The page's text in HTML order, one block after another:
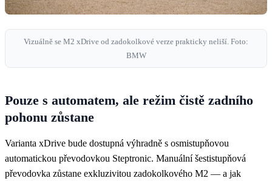
Vizuálně se M2 xDrive od zadokolkové verze prakticky neliší. Foto:
BMW
Pouze s automatem, ale režim čistě zadního
pohonu zůstane
Varianta xDrive bude dostupná výhradně s osmistupňovou
automatickou převodovkou Steptronic. Manuální šestistupňová
převodovka zůstane exkluzivitou zadokolkového M2 — a jak